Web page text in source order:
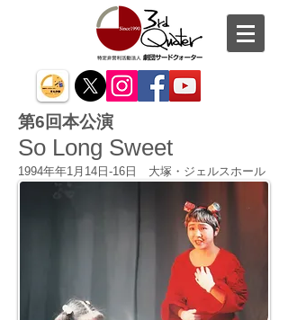
第6回本公演
So Long Sweet
1994年年1月14日-16日 大塚・ジェルスホール